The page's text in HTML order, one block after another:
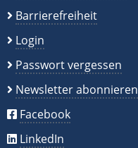
Barrierefreiheit
Login
Passwort vergessen
Newsletter abonnieren
Facebook
LinkedIn